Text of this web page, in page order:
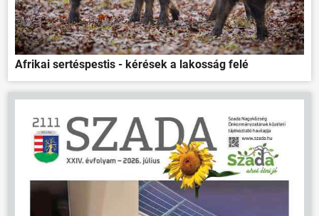
HÍREK
VÁLASZTÁSOK
Afrikai sertéspestis - kérések a lakosság felé